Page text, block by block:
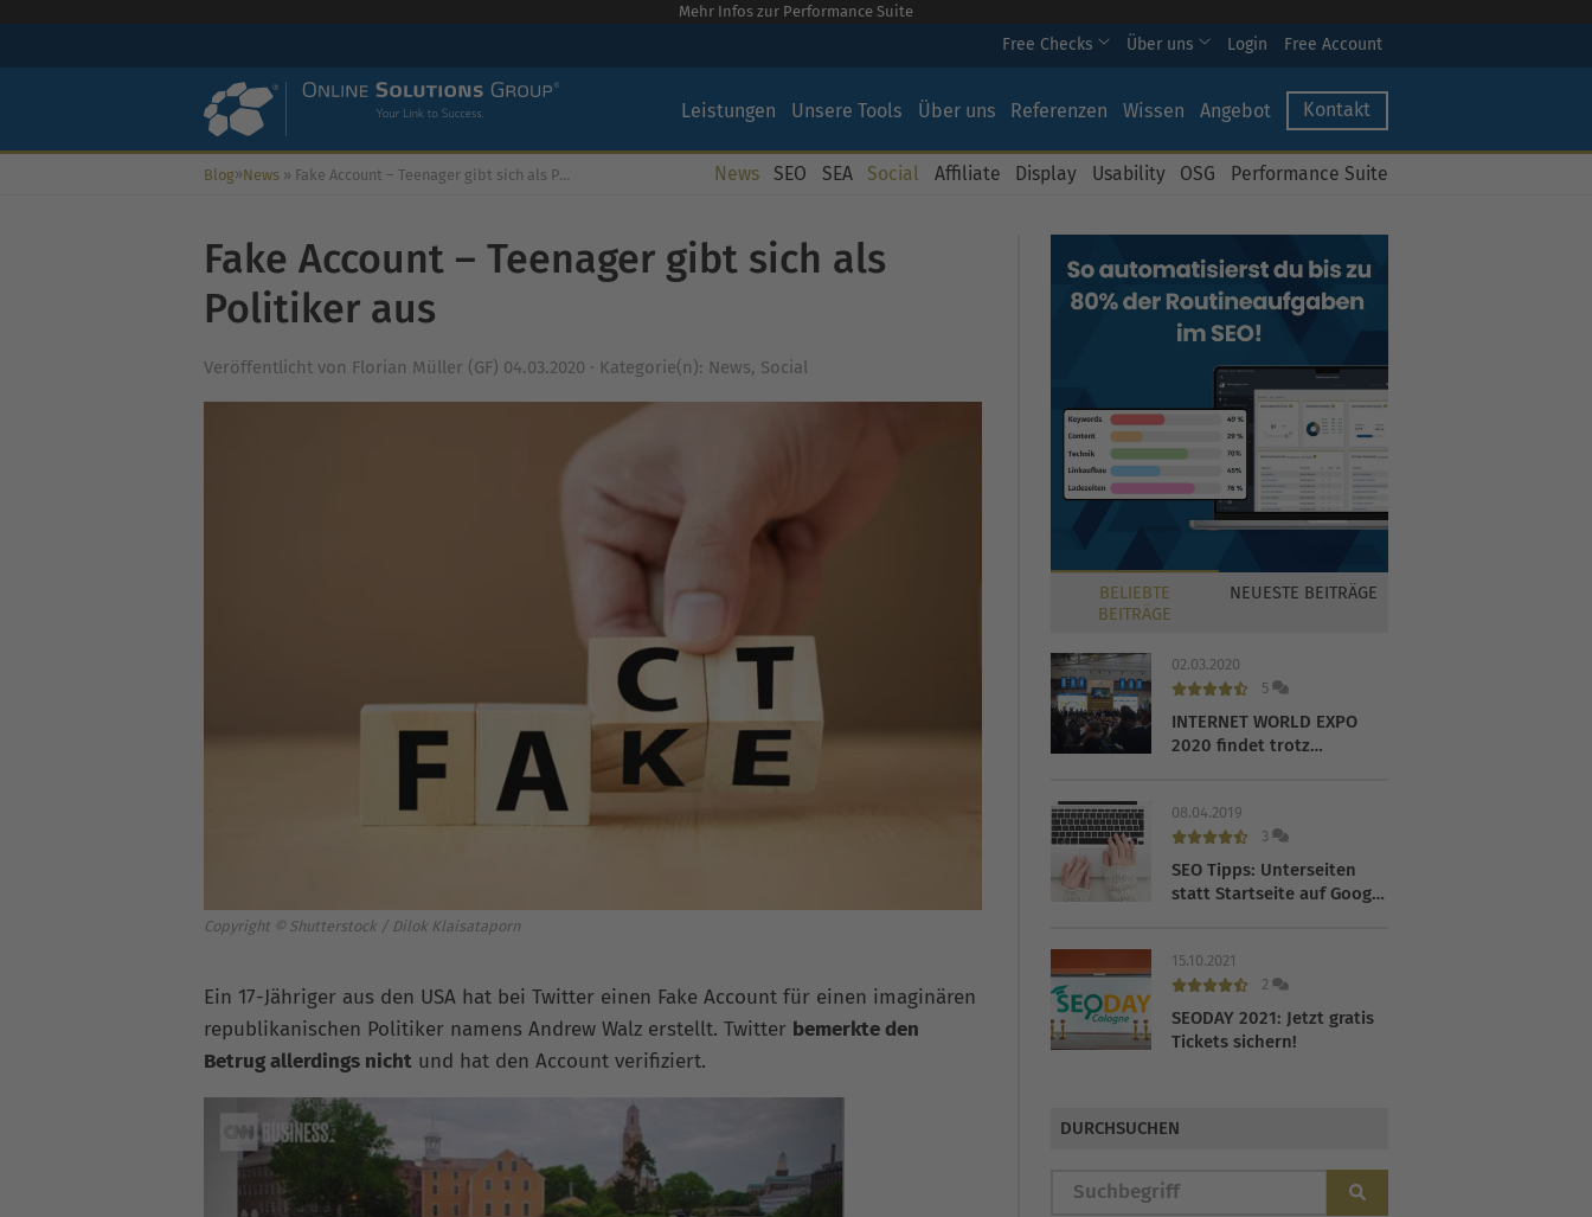
Mehr Infos zur Performance Suite
Free Checks Über uns Login Free Account
Leistungen Unsere Tools Über uns Referenzen Wissen Angebot Kontakt
Blog»News » Fake Account – Teenager gibt sich als Politiker aus News SEO SEA Social Affiliate Display Usability OSG Performance Suite
Fake Account – Teenager gibt sich als
Politiker aus
Veröffentlicht von Florian Müller (GF) 04.03.2020 · Kategorie(n): News, Social
Copyright © Shutterstock / Dilok Klaisataporn
Ein 17-Jähriger aus den USA hat bei Twitter einen Fake Account für einen imaginären
republikanischen Politiker namens Andrew Walz erstellt. Twitter bemerkte den
Betrug allerdings nicht und hat den Account verifiziert.
BELIEBTE
BEITRÄGE
NEUESTE BEITRÄGE
02.03.2020
5
INTERNET WORLD EXPO
2020 findet trotz
08.04.2019
3
SEO Tipps: Unterseiten
statt Startseite auf Google
15.10.2021
2
SEODAY 2021: Jetzt gratis
Tickets sichern!
DURCHSUCHEN